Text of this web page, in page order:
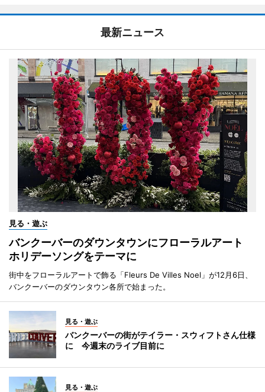
最新ニュース
見る・遊ぶ
バンクーバーのダウンタウンにフローラルアート
ホリデーソングをテーマに
街中をフローラルアートで飾る「Fleurs De Villes Noel」が12月6日、
バンクーバーのダウンタウン各所で始まった。
見る・遊ぶ
バンクーバーの街がテイラー・スウィフトさん仕様
に 今週末のライブ目前に
見る・遊ぶ